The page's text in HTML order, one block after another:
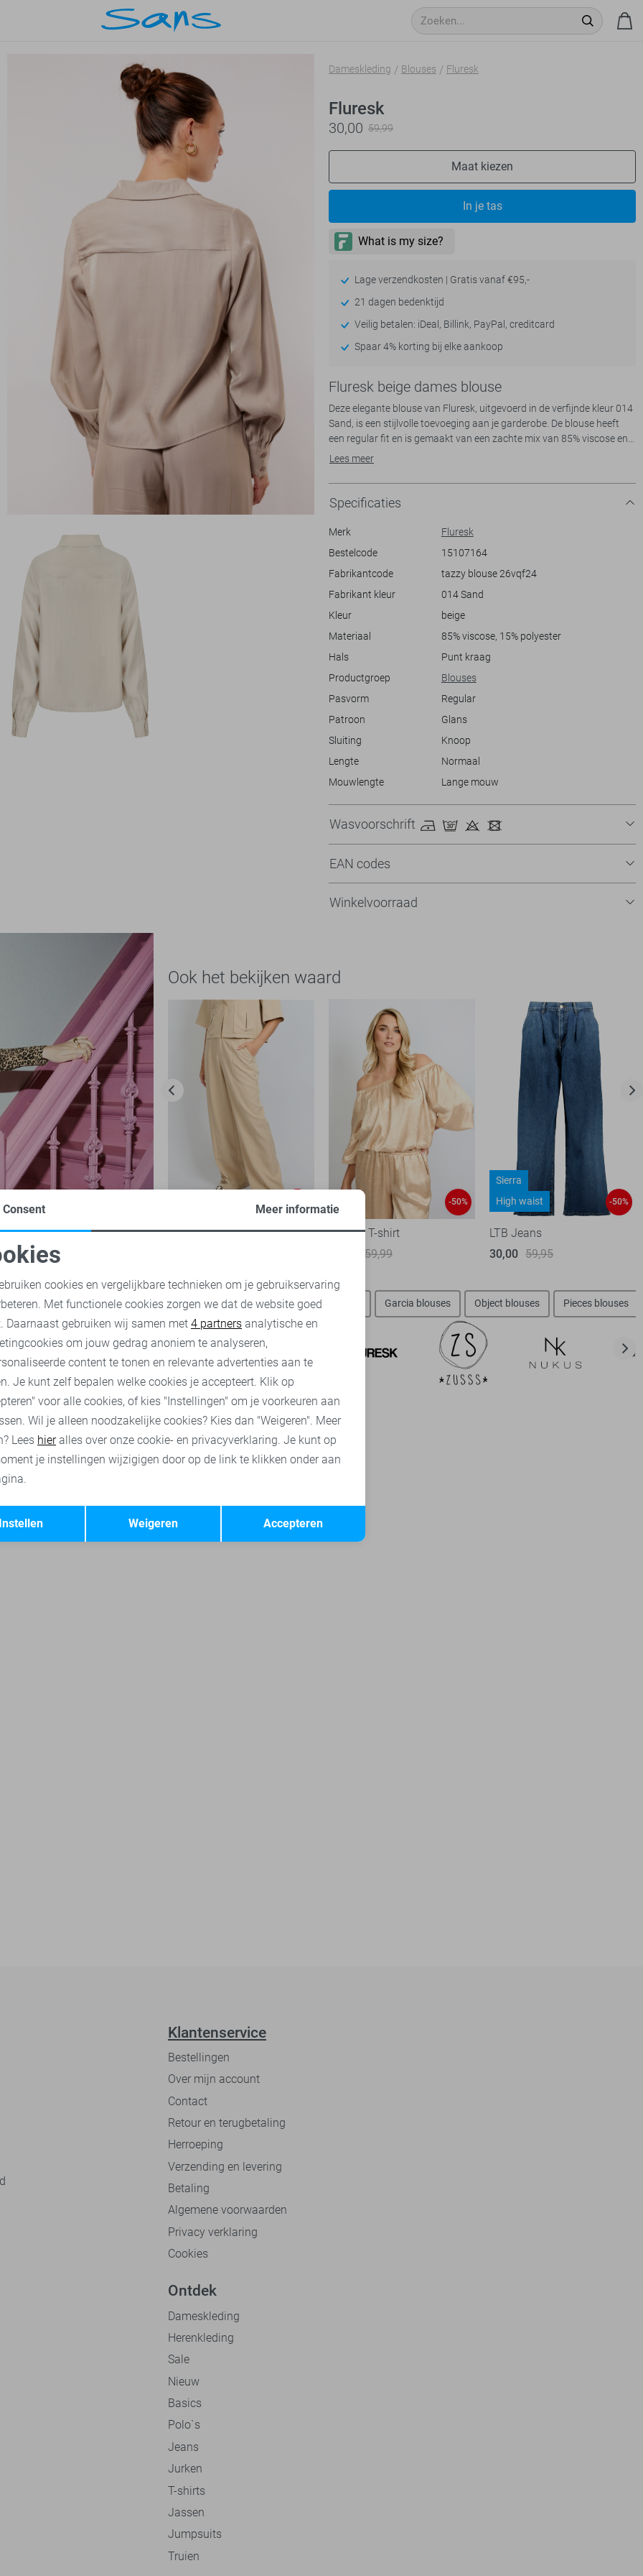
Dameskleding Blouses Fluresk
Fluresk
30,00 59,99
Maat kiezen
In je tas
Lage verzendkosten | Gratis vanaf €95,-
21 dagen bedenktijd
Veilig betalen: iDeal, Billink, PayPal, creditcard
Spaar 4% korting bij elke aankoop
Fluresk beige dames blouse
Deze elegante blouse van Fluresk, uitgevoerd in de verfijnde kleur 014
Sand, is een stijlvolle toevoeging aan je garderobe. De blouse heeft
een regular fit en is gemaakt van een zachte mix van 85% viscose en
15% polyester, waardoor hij comfortabel aanvoelt en net zo chic oogt.
perfect voor zowel casual als iets formelere gelegenheden. De lange
mouwen en knoopsluiting met een klassieke puntkraag voegen een
tijdloos element toe aan dit moderne kledingstuk.
naar iets lichts en toch stijlvols. Combineer hem met een neutrale
pantalon of een mooie rok voor een veelzijdige look die je zowel
overdag als 's avonds kunt dragen. De normale lengte past goed bij
je nu naar kantoor gaat of een ontspannen dagje uit plant, deze
blouse biedt de veelzijdigheid en stijl die je nodig hebt om er op je best
Lees meer
Specificaties
Merk
Fluresk
Bestelcode
15107164
Fabrikantcode
tazzy blouse 26vqf24
Fabrikant kleur
014 Sand
Kleur
beige
Materiaal
85% viscose, 15% polyester
Hals
Punt kraag
Productgroep
Blouses
Pasvorm
Regular
Patroon
Glans
Sluiting
Knoop
Lengte
Normaal
Mouwlengte
Lange mouw
Wasvoorschrift
EAN codes
Winkelvoorraad
Ook het bekijken waard
Fluresk Broek
-50%
Fluresk T-shirt
59,99
Sierra
High waist
-50%
LTB Jeans
30,00 59,95
de Yong blouses Only blouses Vero Moda blouses Vila blouses Garcia blouses Object blouses Pieces blouses
Klantenservice
Bestellingen
Over mijn account
Contact
Retour en terugbetaling
Herroeping
Verzending en levering
Betaling
Algemene voorwaarden
Privacy verklaring
Cookies
Ontdek
Dameskleding
Herenkleding
Sale
Nieuw
Basics
Polo`s
Jeans
Jurken
T-shirts
Jassen
Jumpsuits
Truien
cookies
cookies Marketing cookies
Terug Opslaan
Consent Meer informatie
cookies en vergelijkbare technieken om je gebruikservaring
Met functionele cookies zorgen we dat de website goed
Daarnaast gebruiken wij samen met 4 partners analytische en
om jouw gedrag anoniem te analyseren,
content te tonen en relevante advertenties aan te
Je kunt zelf bepalen welke cookies je accepteert. Klik op
voor alle cookies, of kies "Instellingen" om je voorkeuren aan
Wil je alleen noodzakelijke cookies? Kies dan "Weigeren". Meer
Lees hieralles over onze cookie- en privacyverklaring. Je kunt op
je instellingen wijzigigen door op de link te klikken onder aan
Accepteren
Weigeren
Instellen